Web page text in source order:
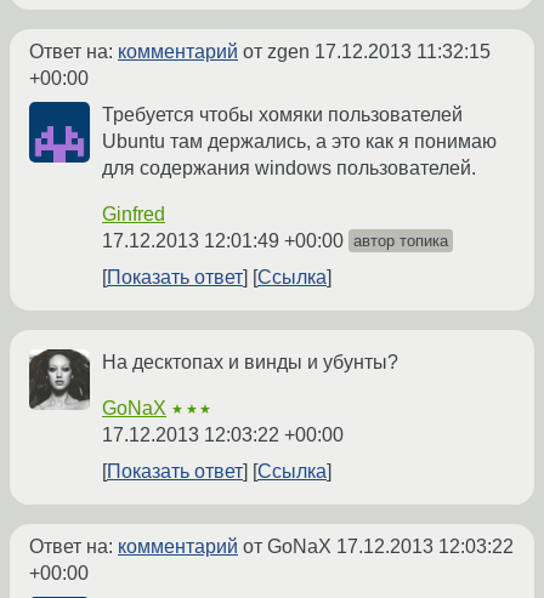
Ответ на: комментарий от zgen 17.12.2013 11:32:15
+00:00
Требуется чтобы хомяки пользователей
Ubuntu там держались, а это как я понимаю
для содержания windows пользователей.
Ginfred
17.12.2013 12:01:49 +00:00 автор топика
Показать ответ Ссылка
На десктопах и винды и убунты?
GoNaX ★★★
17.12.2013 12:03:22 +00:00
Показать ответ
Ссылка
Ответ на: комментарий от GoNaX 17.12.2013 12:03:22
+00:00